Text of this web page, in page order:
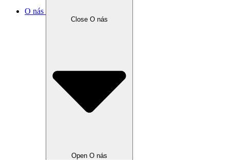
O nás
Close O nás
Open O nás